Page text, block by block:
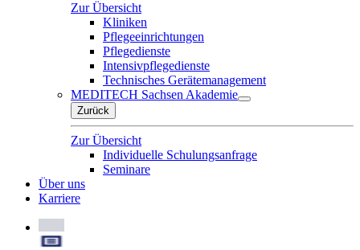
Zur Übersicht
Kliniken
Pflegeeinrichtungen
Pflegedienste
Intensivpflegedienste
Technisches Gerätemanagement
MEDITECH Sachsen Akademie
Zurück
Zur Übersicht
Individuelle Schulungsanfrage
Seminare
Über uns
Karriere